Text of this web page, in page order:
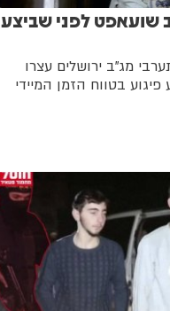
שועאפט לפני שביצע
מג"ב ירושלים עצרו
בטווח הזמן המיידי